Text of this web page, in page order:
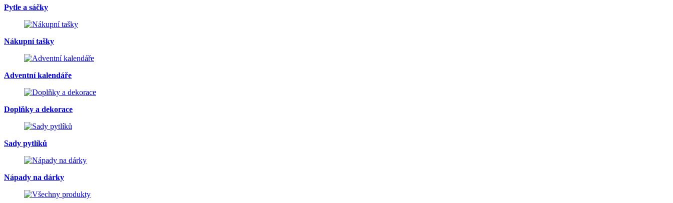
Pytle a sáčky
Nákupní tašky
Adventní kalendáře
Doplňky a dekorace
Sady pytlíků
Nápady na dárky